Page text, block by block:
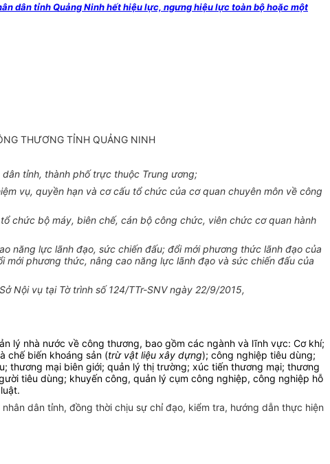
dân tỉnh Quảng Ninh hết hiệu lực, ngưng hiệu lực toàn bộ hoặc một
THƯƠNG TỈNH QUẢNG NINH
tỉnh, thành phố trực thuộc Trung ương;
vụ, quyền hạn và cơ cấu tổ chức của cơ quan chuyên môn về công
chức bộ máy, biên chế, cán bộ công chức, viên chức cơ quan hành
năng lực lãnh đạo, sức chiến đấu; đổi mới phương thức lãnh đạo của
phương thức, nâng cao năng lực lãnh đạo và sức chiến đấu của
Nội vụ tại Tờ trình số 124/TTr-SNV ngày 22/9/2015,
lý nhà nước về công thương, bao gồm các ngành và lĩnh vực: Cơ khí;
chế biến khoáng sản (trừ vật liệu xây dựng); công nghiệp tiêu dùng;
thương mại biên giới; quản lý thị trường; xúc tiến thương mại; thương
tiêu dùng; khuyến công, quản lý cụm công nghiệp, công nghiệp hỗ
dân tỉnh, đồng thời chịu sự chỉ đạo, kiểm tra, hướng dẫn thực hiện